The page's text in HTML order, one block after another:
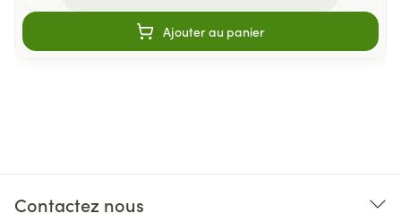
Ajouter au panier
Contactez nous